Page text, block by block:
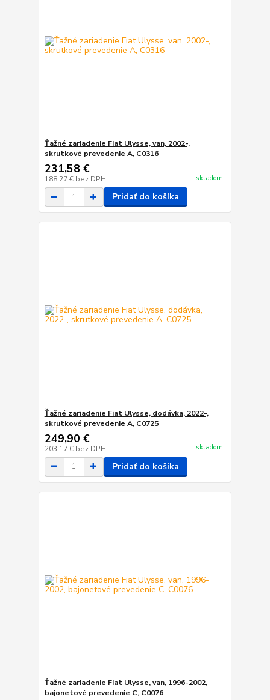
Ťažné zariadenie Fiat Ulysse, van, 2002-,
skrutkové prevedenie A, C0316
231,58 €
188,27 € bez DPH skladom
Pridať do košíka
Ťažné zariadenie Fiat Ulysse, dodávka, 2022-,
skrutkové prevedenie A, C0725
249,90 €
203,17 € bez DPH skladom
Pridať do košíka
Ťažné zariadenie Fiat Ulysse, van, 1996-2002,
bajonetové prevedenie C, C0076